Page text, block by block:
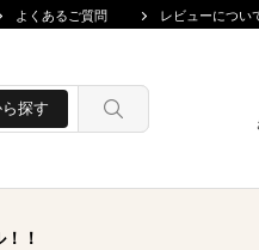
よくあるご質問 レビューについ
探す
！